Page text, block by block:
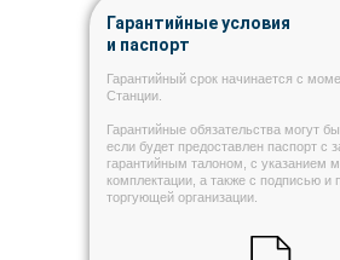
Гарантийные условия
и паспорт
Гарантийный срок начинается с
Станции.
Гарантийные обязательства могут
если будет предоставлен паспорт с
гарантийным талоном, с указанием
комплектации, а также с подписью и
торгующей организации.